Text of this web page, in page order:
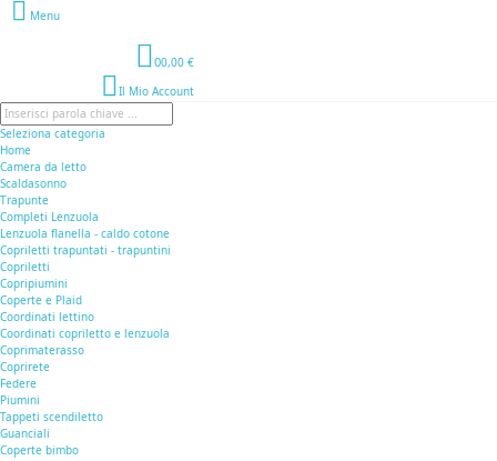
Menu
00,00 €
Il Mio Account
Seleziona categoria
Home
Camera da letto
Scaldasonno
Trapunte
Completi Lenzuola
Lenzuola flanella - caldo cotone
Copriletti trapuntati - trapuntini
Copriletti
Copripiumini
Coperte e Plaid
Coordinati lettino
Coordinati copriletto e lenzuola
Coprimaterasso
Coprirete
Federe
Piumini
Tappeti scendiletto
Guanciali
Coperte bimbo